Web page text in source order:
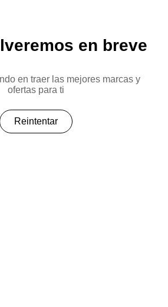
en breve
en traer las mejores marcas y
ofertas para ti
Reintentar